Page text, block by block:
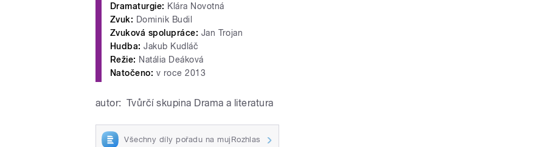
Dramaturgie: Klára Novotná
Zvuk: Dominik Budil
Zvuková spolupráce: Jan Trojan
Hudba: Jakub Kudláč
Režie: Natália Deáková
Natočeno: v roce 2013
autor: Tvůrčí skupina Drama a literatura
Všechny díly pořadu na mujRozhlas